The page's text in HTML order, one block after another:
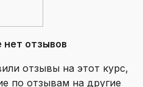
отзывов
отзывы на этот курс,
по отзывам на другие